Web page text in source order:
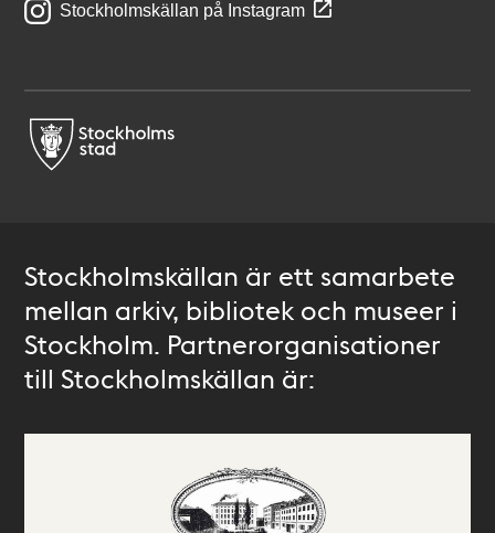
Stockholmskällan på Instagram
Stockholmskällan är ett samarbete
mellan arkiv, bibliotek och museer i
Stockholm. Partnerorganisationer
till Stockholmskällan är: